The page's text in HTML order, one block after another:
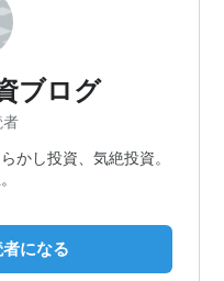
ブログ
かし投資、気絶投資。
になる